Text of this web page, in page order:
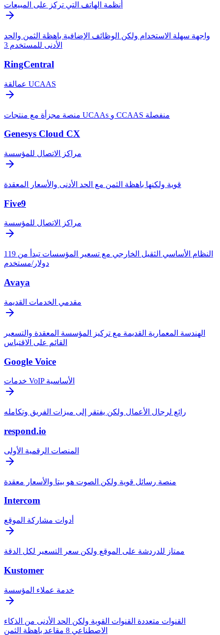
أنظمة الهاتف التي تركز على المبيعات
واجهة سهلة الاستخدام ولكن الوظائف الإضافية باهظة الثمن والحد
الأدنى للمستخدم 3
RingCentral
عمالقة UCAAS
منصة مجزأة مع منتجات UCAAs و CCAAS منفصلة
Genesys Cloud CX
مراكز الاتصال للمؤسسة
قوية ولكنها باهظة الثمن مع الحد الأدنى والأسعار المعقدة
Five9
مراكز الاتصال للمؤسسة
النظام الأساسي الثقيل الخارجي مع تسعير المؤسسات تبدأ من 119
دولار/مستخدم
Avaya
مقدمي الخدمات القديمة
الهندسة المعمارية القديمة مع تركيز المؤسسة المعقدة والتسعير
القائم على الاقتباس
Google Voice
خدمات VoIP الأساسية
رائع لرجال الأعمال ولكن يفتقر إلى ميزات الفريق وتكامله
respond.io
المنصات الرقمية الأولى
منصة رسائل قوية ولكن الصوت هو بيتا والأسعار معقدة
Intercom
أدوات مشاركة الموقع
ممتاز للدردشة على الموقع ولكن سعر التسعير لكل الدقة
Kustomer
خدمة عملاء المؤسسة
القنوات متعددة القنوات القوية ولكن الحد الأدنى من الذكاء
الاصطناعي 8 مقاعد باهظة الثمن